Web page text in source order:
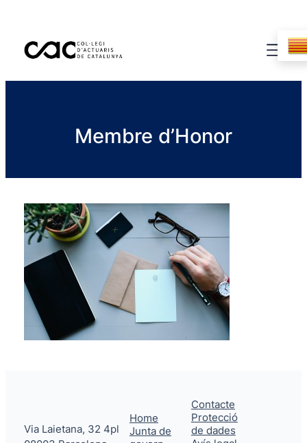
Membre d’Honor
Via Laietana, 32 4pl
Home
Junta de
Contacte
Protecció
de dades